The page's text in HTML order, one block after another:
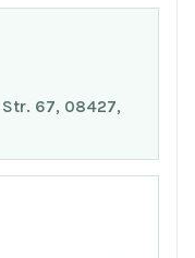
Str. 67, 08427,